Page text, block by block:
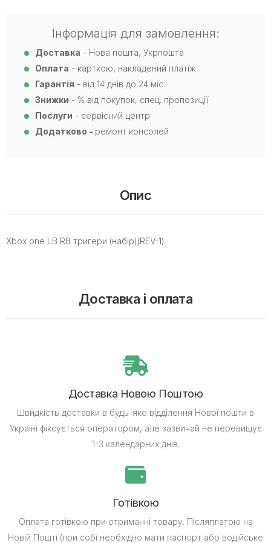
Інформація для замовлення:
Доставка - Нова пошта, Укрпошта
Оплата - карткою, накладений платіж
Гарантія - від 14 днів до 24 міс.
Знижки - % від покупок, спец. пропозиції
Послуги - сервісний центр
Додатково - ремонт консолей
Опис
Xbox one LB RB тригери (набір)(REV-1)
Доставка і оплата
Доставка Новою Поштою
Швидкість доставки в будь-яке відділення Нової пошти в
Україні фіксується оператором, але зазвичай не перевищує
1-3 календарних днів.
Готівкою
Оплата готівкою при отриманні товару. Післяплатою на
Новій Пошті (при собі необхідно мати паспорт або водійське